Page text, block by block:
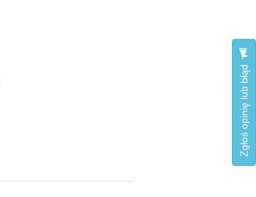
Zgłoś opinię lub błąd